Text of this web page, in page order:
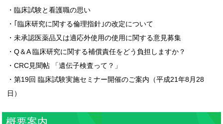
・臨床試験と看護職の思い
・｢臨床研究に関する倫理指針｣の改定について
・未承認医薬品又は適応外使用の使用に関する意見募集
・Q＆A 臨床研究に関する補償責任をどう負担しますか？
・CRC見聞帖 「遺伝子検査って？」
・第19回 臨床試験実施セミナー開催のご案内（平成21年8月28
日）